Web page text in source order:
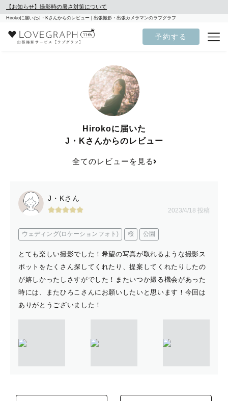
【お知らせ】撮影時の暑さ対策について
Hirokoに届いたJ・Kさんからのレビュー | 出張撮影・出張カメラマンのラブグラフ
予約する
Hirokoに届いた
J・Kさんからのレビュー
全てのレビューを見る
J・Kさん
2023/4/18 投稿
ウェディング(ロケーションフォト) 桜 公園
とても楽しい撮影でした！希望の写真が取れるような撮影ス
ポットをたくさん探してくれたり、提案してくれたりしたの
が嬉しかったしさすがでした！またいつか撮る機会があった
時には、またひろこさんにお願いしたいと思います！今回は
ありがとうございました！